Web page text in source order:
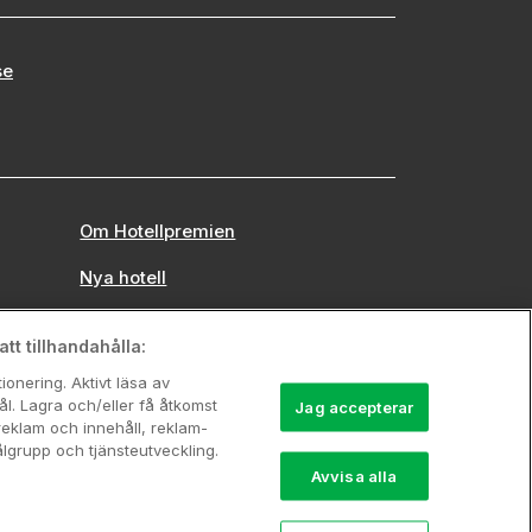
Om Hotellpremien
Nya hotell
tillhandahålla:
Aktivt läsa av
Lagra och/eller få åtkomst
och innehåll, reklam-
och tjänsteutveckling.
Jag accepterar
Avvisa alla